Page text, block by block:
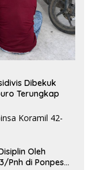
Dibekuk
Terungkap
Oleh
Pnh di Ponpes